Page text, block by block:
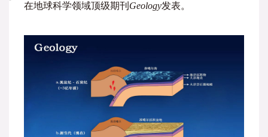
在地球科学领域顶级期刊 Geology发表。